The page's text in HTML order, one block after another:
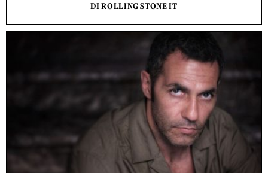
DI ROLLING STONE IT